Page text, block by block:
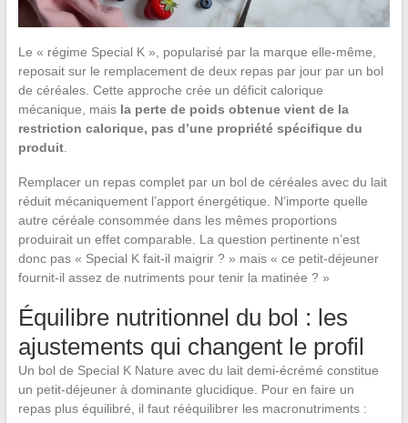
Le « régime Special K », popularisé par la marque elle-même,
reposait sur le remplacement de deux repas par jour par un bol
de céréales. Cette approche crée un déficit calorique
mécanique, mais la perte de poids obtenue vient de la
restriction calorique, pas d’une propriété spécifique du
produit.
Remplacer un repas complet par un bol de céréales avec du lait
réduit mécaniquement l’apport énergétique. N’importe quelle
autre céréale consommée dans les mêmes proportions
produirait un effet comparable. La question pertinente n’est
donc pas « Special K fait-il maigrir ? » mais « ce petit-déjeuner
fournit-il assez de nutriments pour tenir la matinée ? »
Équilibre nutritionnel du bol : les
ajustements qui changent le profil
Un bol de Special K Nature avec du lait demi-écrémé constitue
un petit-déjeuner à dominante glucidique. Pour en faire un
repas plus équilibré, il faut rééquilibrer les macronutriments :